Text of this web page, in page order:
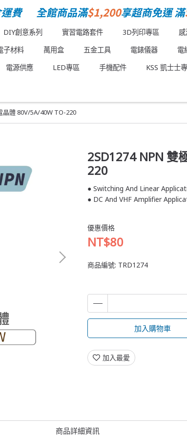
DIY創意系列 實習電路套件 3D列印專區
子材料 萬用盒 五金工具 電錶儀器
電
電源供應 LED專區 手機配件 KSS 凱士士
晶體 80V/5A/40W TO-220
2SD1274 NPN 雙
220
● Switching And Linear
● DC And VHF Amplifier
優惠價格
NT$80
商品編號: TRD1274
加入購物車
加入最愛
商品詳細資訊